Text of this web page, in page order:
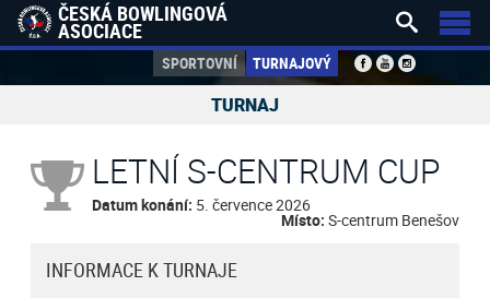
ČESKÁ BOWLINGOVÁ
ASOCIACE
SPORTOVNÍ TURNAJOVÝ
 
TURNAJ
LETNÍ S-CENTRUM CUP
Datum konání: 5. července 2026
Místo: S-centrum Benešov
INFORMACE K TURNAJE